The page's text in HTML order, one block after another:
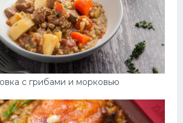
с грибами и морковью